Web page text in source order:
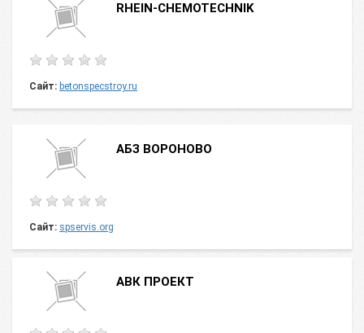
RHEIN-CHEMOTECHNIK
Сайт: betonspecstroy.ru
АБЗ ВОРОНОВО
Сайт: spservis.org
АВК ПРОЕКТ